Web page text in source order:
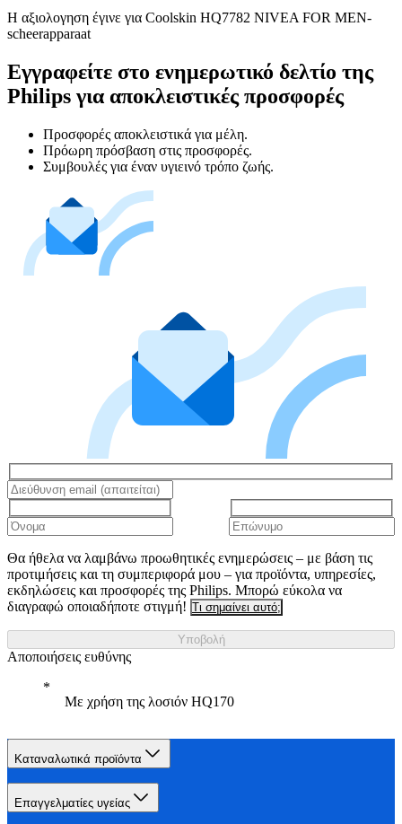
Η αξιολογηση έγινε για Coolskin HQ7782 NIVEA FOR MEN-
scheerapparaat
Εγγραφείτε στο ενημερωτικό δελτίο της
Philips για αποκλειστικές προσφορές
Προσφορές αποκλειστικά για μέλη.
Πρόωρη πρόσβαση στις προσφορές.
Συμβουλές για έναν υγιεινό τρόπο ζωής.
Θα ήθελα να λαμβάνω προωθητικές ενημερώσεις – με βάση τις
προτιμήσεις και τη συμπεριφορά μου – για προϊόντα, υπηρεσίες,
εκδηλώσεις και προσφορές της Philips. Μπορώ εύκολα να
διαγραφώ οποιαδήποτε στιγμή! Τι σημαίνει αυτό;
Υποβολή
Αποποιήσεις ευθύνης
Με χρήση της λοσιόν HQ170
Καταναλωτικά προϊόντα
Επαγγελματίες υγείας